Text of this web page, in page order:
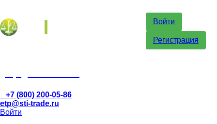
Войти
Регистрация
+7 (800) 200-05-86
etp@sti-trade.ru
Войти